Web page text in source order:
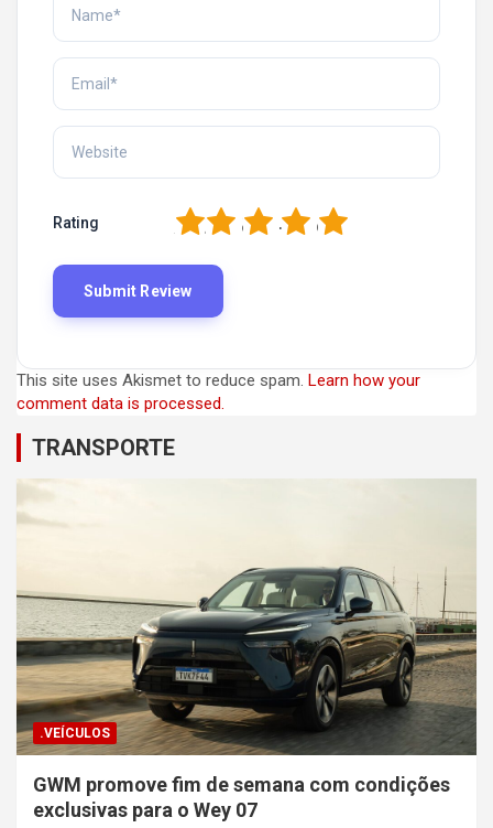
Rating 5
4
3
2
This site uses Akismet to reduce spam. Learn how your
comment data is processed.
TRANSPORTE
.VEÍCULOS
GWM promove fim de semana com condições
exclusivas para o Wey 07